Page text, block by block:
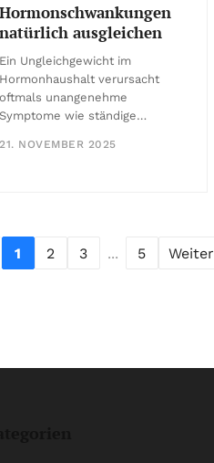
Hormonschwankungen
natürlich ausgleichen
Ein Ungleichgewicht im
Hormonhaushalt verursacht
oftmals unangenehme
Symptome wie ständige…
21. NOVEMBER 2025
1 2 3 ... 5 Weiter